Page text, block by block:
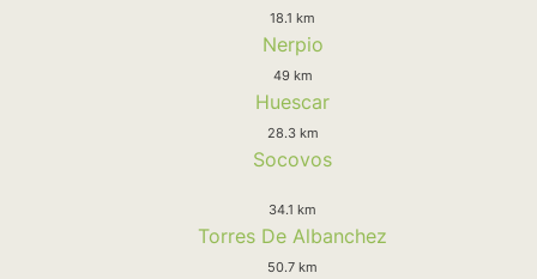
18.1 km
Nerpio
49 km
Huescar
28.3 km
Socovos
34.1 km
Torres De Albanchez
50.7 km